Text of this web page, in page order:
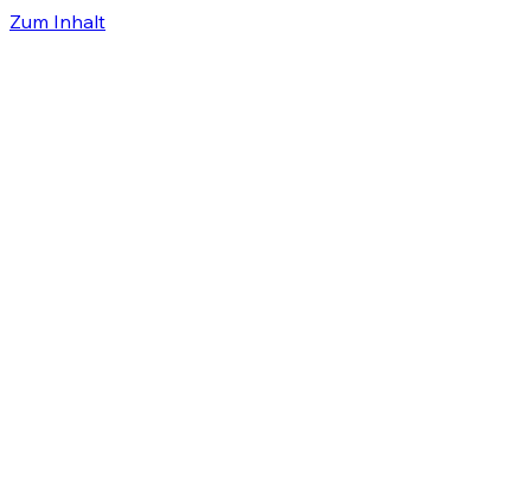
Zum Inhalt